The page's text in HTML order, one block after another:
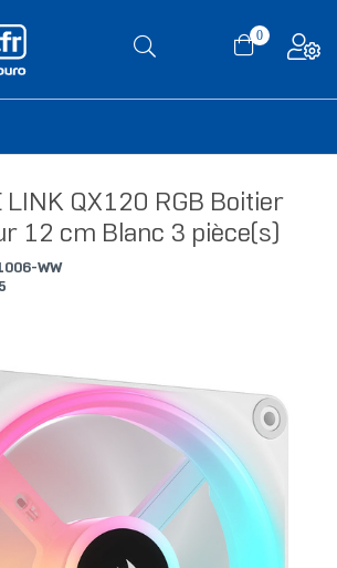
0
LINK QX120 RGB Boitier
12 cm Blanc 3 pièce(s)
WW